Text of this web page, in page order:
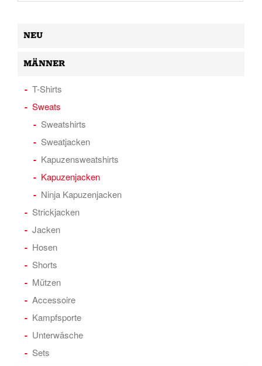
NEU
MÄNNER
T-Shirts
Sweats
Sweatshirts
Sweatjacken
Kapuzensweatshirts
Kapuzenjacken
Ninja Kapuzenjacken
Strickjacken
Jacken
Hosen
Shorts
Mützen
Accessoire
Kampfsporte
Unterwäsche
Sets